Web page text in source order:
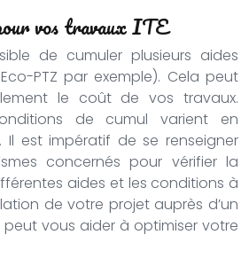
vos travaux ITE
de cumuler plusieurs aides
Eco-PTZ par exemple). Cela peut
le coût de vos travaux.
de cumul varient en
est impératif de se renseigner
concernés pour vérifier la
aides et les conditions à
de votre projet auprès d’un
peut vous aider à optimiser votre